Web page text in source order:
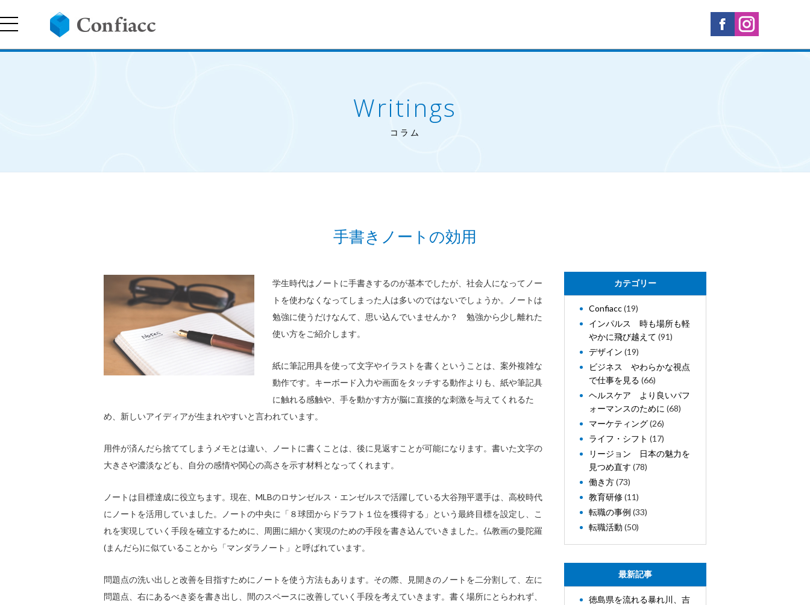
Writings
コラム
手書きノートの効用
学生時代はノートに手書きするのが基本でしたが、社会人になってノー
トを使わなくなってしまった人は多いのではないでしょうか。ノートは
勉強に使うだけなんて、思い込んでいませんか？ 勉強から少し離れた
使い方をご紹介します。
紙に筆記用具を使って文字やイラストを書くということは、案外複雑な
動作です。キーボード入力や画面をタッチする動作よりも、紙や筆記具
に触れる感触や、手を動かす方が脳に直接的な刺激を与えてくれるた
め、新しいアイディアが生まれやすいと言われています。
用件が済んだら捨ててしまうメモとは違い、ノートに書くことは、後に見返すことが可能になります。書いた文字の
大きさや濃淡なども、自分の感情や関心の高さを示す材料となってくれます。
ノートは目標達成に役立ちます。現在、MLBのロサンゼルス・エンゼルスで活躍している大谷翔平選手は、高校時代
にノートを活用していました。ノートの中央に「８球団からドラフト１位を獲得する」という最終目標を設定し、こ
れを実現していく手段を確立するために、周囲に細かく実現のための手段を書き込んでいきました。仏教画の曼陀羅
(まんだら)に似ていることから「マンダラノート」と呼ばれています。
問題点の洗い出しと改善を目指すためにノートを使う方法もあります。その際、見開きのノートを二分割して、左に
問題点、右にあるべき姿を書き出し、間のスペースに改善していく手段を考えていきます。書く場所にとらわれず、
カテゴリー
Confiacc(19)
インパルス 時も場所も軽
やかに飛び越えて (91)
デザイン (19)
ビジネス やわらかな視点
で仕事を見る (66)
ヘルスケア より良いパフ
ォーマンスのために (68)
マーケティング(26)
ライフ・シフト (17)
リージョン 日本の魅力を
見つめ直す (78)
働き方(73)
教育研修(11)
転職の事例 (33)
転職活動 (50)
最新記事
徳島県を流れる暴れ川、吉